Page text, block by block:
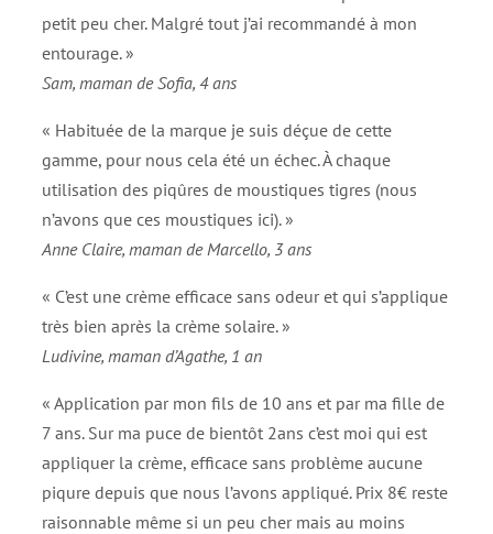
petit peu cher. Malgré tout j’ai recommandé à mon
entourage. »
Sam, maman de Sofia, 4 ans
« Habituée de la marque je suis déçue de cette
gamme, pour nous cela été un échec. À chaque
utilisation des piqûres de moustiques tigres (nous
n’avons que ces moustiques ici). »
Anne Claire, maman de Marcello, 3 ans
« C’est une crème efficace sans odeur et qui s’applique
très bien après la crème solaire. »
Ludivine, maman d’Agathe, 1 an
« Application par mon fils de 10 ans et par ma fille de
7 ans. Sur ma puce de bientôt 2ans c’est moi qui est
appliquer la crème, efficace sans problème aucune
piqure depuis que nous l’avons appliqué. Prix 8€ reste
raisonnable même si un peu cher mais au moins